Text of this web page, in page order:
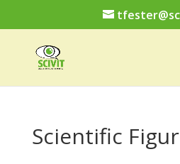
Scientific